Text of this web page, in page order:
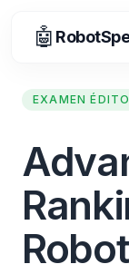
🤖
EXAMEN